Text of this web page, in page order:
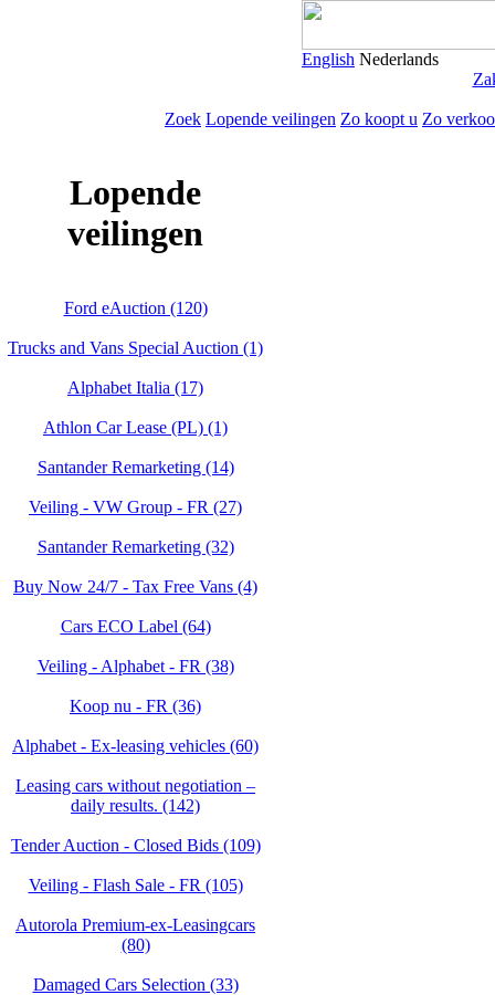
English Nederlands
Zoek Lopende veilingen Zo koopt u Zo
Lopende
veilingen
Ford eAuction (120)
Trucks and Vans Special Auction (1)
Alphabet Italia (17)
Athlon Car Lease (PL) (1)
Santander Remarketing (14)
Veiling - VW Group - FR (27)
Santander Remarketing (32)
Buy Now 24/7 - Tax Free Vans (4)
Cars ECO Label (64)
Veiling - Alphabet - FR (38)
Koop nu - FR (36)
Alphabet - Ex-leasing vehicles (60)
Leasing cars without negotiation –
daily results. (142)
Tender Auction - Closed Bids (109)
Veiling - Flash Sale - FR (105)
Autorola Premium-ex-Leasingcars
(80)
Damaged Cars Selection (33)